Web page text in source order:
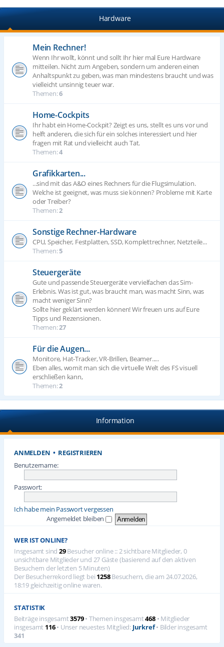
Hardware
Mein Rechner!
Wenn Ihr wollt, könnt und sollt Ihr hier mal Eure Hardware
mitteilen. Nicht zum Angeben, sondern um anderen einen
Anhaltspunkt zu geben, was man mindestens braucht und was
vielleicht unsinnig teuer war.
Themen:6
Home-Cockpits
Ihr habt ein Home-Cockpit? Zeigt es uns, stellt es uns vor und
helft anderen, die sich für ein solches interessiert und hier
fragen mit Rat und vielleicht auch Tat.
Themen:4
Grafikkarten...
...sind mit das A&O eines Rechners für die Flugsimulation.
Welche ist geeignet, was muss sie können? Probleme mit Karte
oder Treiber?
Themen:2
Sonstige Rechner-Hardware
CPU, Speicher, Festplatten, SSD, Komplettrechner, Netzteile...
Themen:5
Steuergeräte
Gute und passende Steuergeräte vervielfachen das Sim-
Erlebnis. Was ist gut, was braucht man, was macht Sinn, was
macht weniger Sinn?
Sollte hier geklärt werden können! Wir freuen uns auf Eure
Tipps und Rezensionen.
Themen:27
Für die Augen...
Monitore, Hat-Tracker, VR-Brillen, Beamer.....
Eben alles, womit man sich die virtuelle Welt des FS visuell
erschließen kann,
Themen:2
Information
ANMELDEN • REGISTRIEREN
Benutzername:
Passwort:
Ich habe mein Passwort vergessen
Angemeldet bleiben
WER IST ONLINE?
Insgesamt sind 29Besucher online :: 2 sichtbare Mitglieder, 0
unsichtbare Mitglieder und 27 Gäste (basierend auf den aktiven
Besuchern der letzten 5 Minuten)
Der Besucherrekord liegt bei 1258Besuchern, die am 24.07.2026,
18:19 gleichzeitig online waren.
STATISTIK
Beiträge insgesamt3579• Themen insgesamt468• Mitglieder
insgesamt 116• Unser neuestes Mitglied: Jurkref• Bilder insgesamt
341